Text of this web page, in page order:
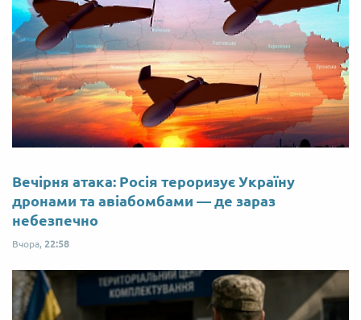
Вечірня атака: Росія тероризує Україну
дронами та авіабомбами — де зараз
небезпечно
Вчора, 22:58